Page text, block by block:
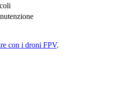
con i droni FPV.